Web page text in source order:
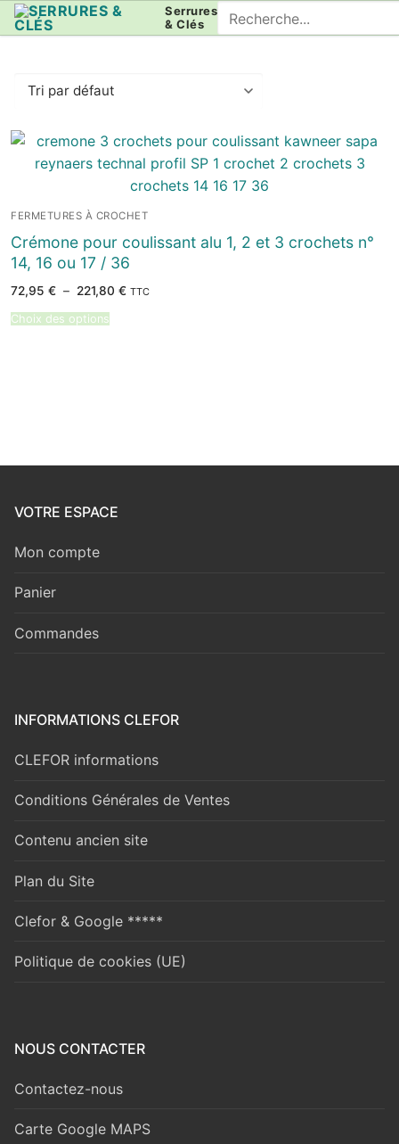
Aller
au
Serrures
& Clés
Rechercher
:
FERMETURES À CROCHET
Crémone pour coulissant alu 1, 2 et 3 crochets n°
14, 16 ou 17 / 36
72,95 € – 221,80 €Plage
TTC
Choix des options
VOTRE ESPACE
Mon compte
Panier
Commandes
INFORMATIONS CLEFOR
CLEFOR informations
Conditions Générales de Ventes
Contenu ancien site
Plan du Site
Clefor & Google *****
Politique de cookies (UE)
NOUS CONTACTER
Contactez-nous
Carte Google MAPS